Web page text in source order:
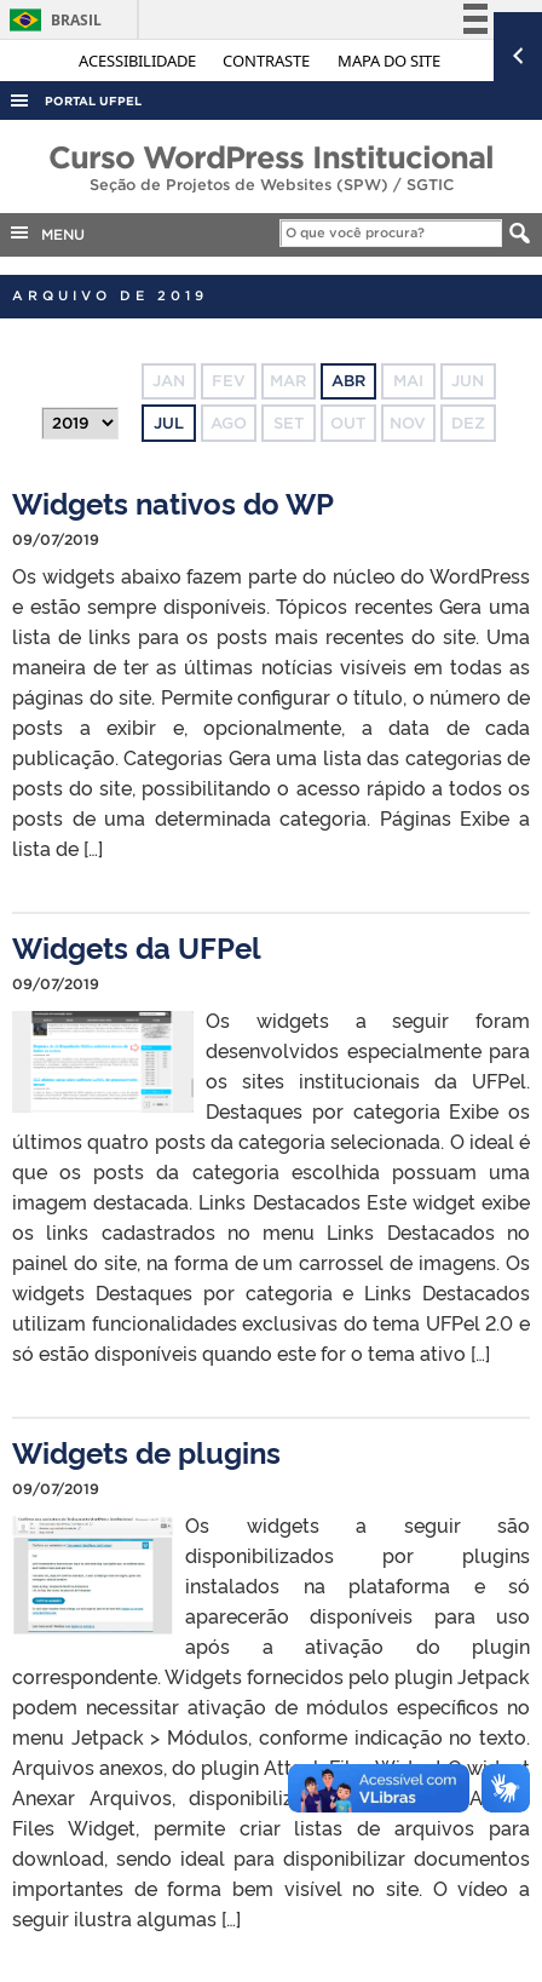
ACESSIBILIDADE CONTRASTE MAPA DO SITE
BRASIL
Simplifique!
Acesso à informação
Canais
PORTAL UFPEL
AUDITORIA
PORTARIAS
Curso WordPress Institucional
Seção de Projetos de Websites (SPW) / SGTIC
MENU
ARQUIVO DE 2019
JAN FEV MAR ABR MAI JUN
JUL AGO SET OUT NOV DEZ
Widgets nativos do WP
09/07/2019
Os widgets abaixo fazem parte do núcleo do WordPress
e estão sempre disponíveis. Tópicos recentes Gera uma
lista de links para os posts mais recentes do site. Uma
maneira de ter as últimas notícias visíveis em todas as
páginas do site. Permite configurar o título, o número de
posts a exibir e, opcionalmente, a data de cada
publicação. Categorias Gera uma lista das categorias de
posts do site, possibilitando o acesso rápido a todos os
posts de uma determinada categoria. Páginas Exibe a
lista de […]
Widgets da UFPel
09/07/2019
Os widgets a seguir foram
desenvolvidos especialmente para
os sites institucionais da UFPel.
Destaques por categoria Exibe os
últimos quatro posts da categoria selecionada. O ideal é
que os posts da categoria escolhida possuam uma
imagem destacada. Links Destacados Este widget exibe
os links cadastrados no menu Links Destacados no
painel do site, na forma de um carrossel de imagens. Os
widgets Destaques por categoria e Links Destacados
utilizam funcionalidades exclusivas do tema UFPel 2.0 e
só estão disponíveis quando este for o tema ativo […]
Widgets de plugins
09/07/2019
Os widgets a seguir são
disponibilizados por plugins
instalados na plataforma e só
aparecerão disponíveis para uso
após a ativação do plugin
correspondente. Widgets fornecidos pelo plugin Jetpack
podem necessitar ativação de módulos específicos no
menu Jetpack > Módulos, conforme indicação no texto.
Arquivos anexos, do plugin Attach Files Widget O widget
Anexar Arquivos, disponibilizado pelo plugin Attach
Files Widget, permite criar listas de arquivos para
download, sendo ideal para disponibilizar documentos
importantes de forma bem visível no site. O vídeo a
seguir ilustra algumas […]